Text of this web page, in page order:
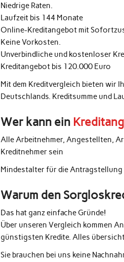
Niedrige Raten.
Laufzeit bis 144 Monate
Online-Kreditangebot mit
Keine Vorkosten.
Unverbindliche und kostenloser
Kreditangebot bis 120.000 Euro
Mit dem Kreditvergleich bieten wir
Deutschlands. Kreditsumme und
Wer kann ein
Alle Arbeitnehmer, Angestellten,
Kreditnehmer sein
Mindestalter für die
Warum den
Das hat ganz einfache Gründe!
Über unseren Vergleich kommen
günstigsten Kredite. Alles
Sie brauchen bei uns keine